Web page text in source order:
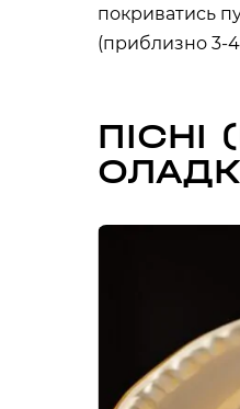
Бориспіль, Київська
покриватись
(приблизно 3-
ПІСНІ